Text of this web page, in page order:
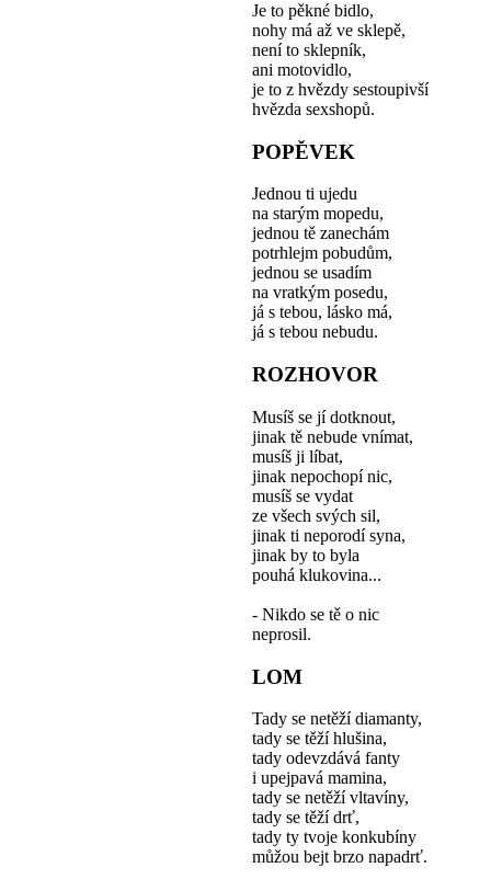
Je to pěkné bidlo,
nohy má až ve sklepě,
není to sklepník,
ani motovidlo,
je to z hvězdy sestoupivší
hvězda sexshopů.
POPĚVEK
Jednou ti ujedu
na starým mopedu,
jednou tě zanechám
potrhlejm pobudům,
jednou se usadím
na vratkým posedu,
já s tebou, lásko má,
já s tebou nebudu.
ROZHOVOR
Musíš se jí dotknout,
jinak tě nebude vnímat,
musíš ji líbat,
jinak nepochopí nic,
musíš se vydat
ze všech svých sil,
jinak ti neporodí syna,
jinak by to byla
pouhá klukovina...
- Nikdo se tě o nic
neprosil.
LOM
Tady se netěží diamanty,
tady se těží hlušina,
tady odevzdává fanty
i upejpavá mamina,
tady se netěží vltavíny,
tady se těží drť,
tady ty tvoje konkubíny
můžou bejt brzo napadrť.